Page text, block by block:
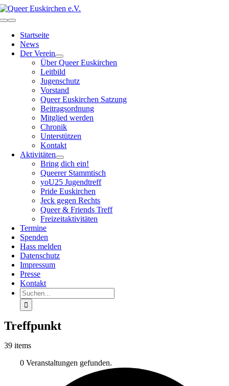
Zum
Inhalt
Toggle
NavigationStartseite
News
Der Verein
Über Queer Euskirchen
Leitbild
Jugenschutz
Vorstand
Queer Euskirchen Satzung
Beitragsordnung
Mitglied werden
Chronik
Unterstützen
Kontakt
Aktivitäten
Bring dich ein!
Queerer Stammtisch
yoU25 Jugendtreff
Pride Euskirchen
Jeck gegen Rechts
Queer & Friends Treff
Freizeitaktivitäten
Termine
Spenden
Hass melden
Datenschutz
Impressum
Presse
Kontakt
Suche
nach:
Treffpunkt
39 items
0 Veranstaltungen gefunden.